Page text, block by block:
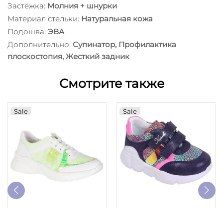
Застёжка: Молния + шнурки
Материал стельки: Натуральная кожа
Подошва: ЭВА
Дополнительно: Супинатор, Профилактика
плоскостопия, Жесткий задник
Смотрите также
Sale Sale